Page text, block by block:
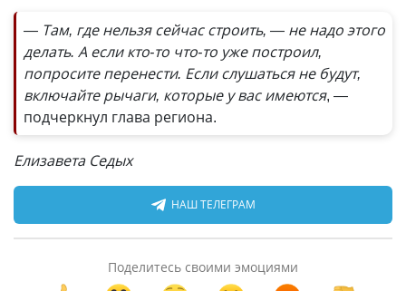
— Там, где нельзя сейчас строить, — не надо этого
делать. А если кто-то что-то уже построил,
попросите перенести. Если слушаться не будут,
включайте рычаги, которые у вас имеются, —
подчеркнул глава региона.
Елизавета Седых
НАШ ТЕЛЕГРАМ
Поделитесь своими эмоциями